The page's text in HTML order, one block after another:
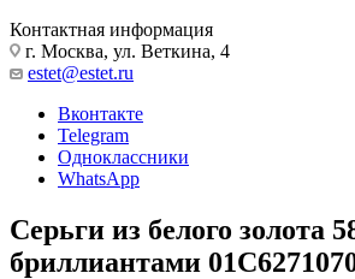
Контактная информация
г. Москва, ул. Веткина, 4
estet@estet.ru
Вконтакте
Telegram
Одноклассники
WhatsApp
Серьги из белого золота
бриллиантами